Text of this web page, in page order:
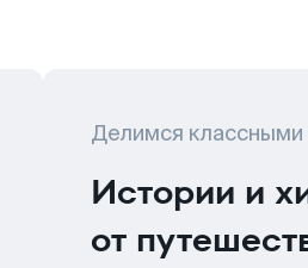
Делимся
Истории и
от